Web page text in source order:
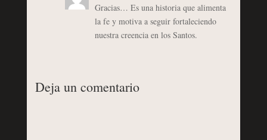
Gracias… Es una historia que alimenta
la fe y motiva a seguir fortaleciendo
nuestra creencia en los Santos.
Deja un comentario